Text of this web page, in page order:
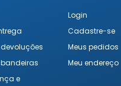
e
Login
Cadastre-se
Meus pedidos
Meu endereço